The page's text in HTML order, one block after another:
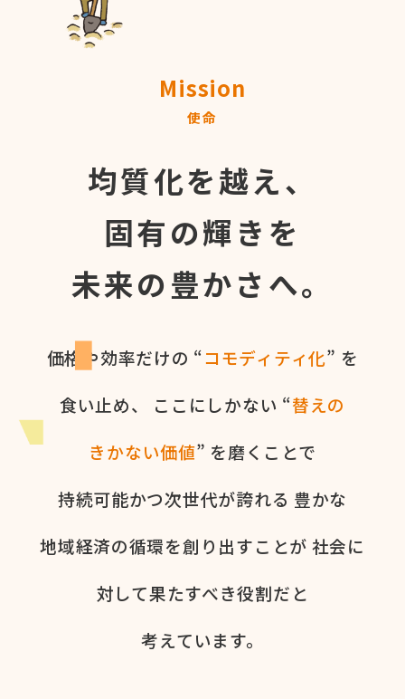
Mission
使命
均質化を越え、
固有の輝きを
未来の豊かさへ。
価格や​効率だけの​ “コモディティ化” を​
食い​止め、
ここに​しかない​ “替えの​
きかない​価値” を​磨く​ことで
持続可能かつ次世代が​誇れる 豊かな​
地域経済の​循環を​創り出すことが 社会に​
対して​果た​すべき役割だと​
考えています。​